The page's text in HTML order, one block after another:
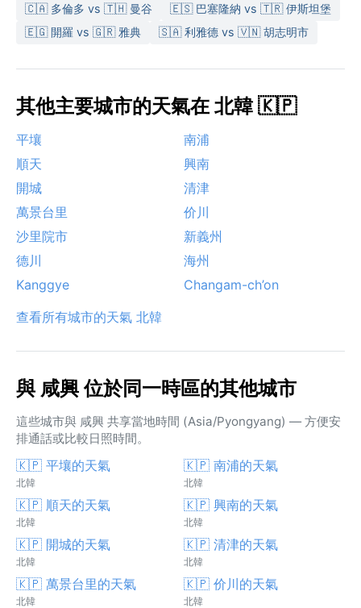
🇨🇦 多倫多 vs 🇹🇭 曼谷
🇪🇸 巴塞隆納 vs 🇹🇷 伊斯坦堡
🇪🇬 開羅 vs 🇬🇷 雅典
🇸🇦 利雅德 vs 🇻🇳 胡志明市
其他主要城市的天氣在 北韓 🇰🇵
平壤
南浦
順天
興南
開城
清津
萬景台里
价川
沙里院市
新義州
德川
海州
Kanggye
Changam-ch’on
查看所有城市的天氣 北韓
與 咸興 位於同一時區的其他城市
這些城市與 咸興 共享當地時間 (Asia/Pyongyang) — 方便安
排通話或比較日照時間。
🇰🇵 平壤的天氣
北韓
🇰🇵 南浦的天氣
北韓
🇰🇵 順天的天氣
北韓
🇰🇵 興南的天氣
北韓
🇰🇵 開城的天氣
北韓
🇰🇵 清津的天氣
北韓
🇰🇵 萬景台里的天氣
北韓
🇰🇵 价川的天氣
北韓